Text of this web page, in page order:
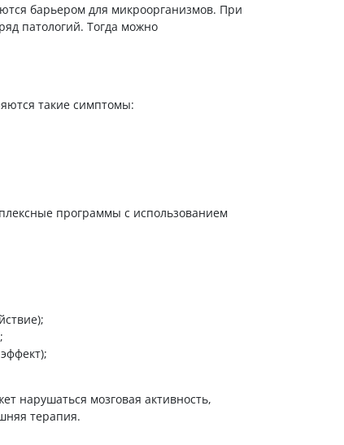
барьером для микроорганизмов. При
патологий. Тогда можно
такие симптомы:
программы с использованием
нарушаться мозговая активность,
терапия.